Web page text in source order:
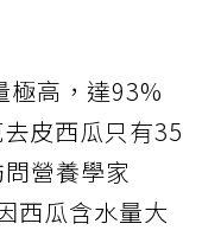
極高，達93%
皮西瓜只有35
營養學家
西瓜含水量大